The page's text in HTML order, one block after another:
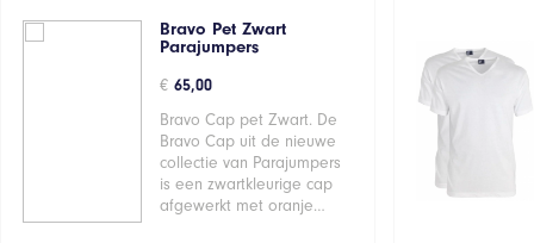
Bravo Pet Zwart
Parajumpers
€ 65,00
Bravo Cap pet Zwart. De
Bravo Cap uit de nieuwe
collectie van Parajumpers
is een zwartkleurige cap
afgewerkt met oranje…